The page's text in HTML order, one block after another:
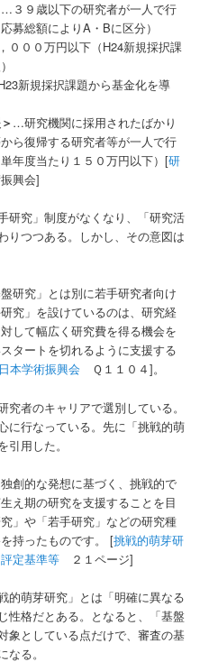
…３９歳以下の研究者が一人で行
募総額によりA・Bに区分）
０００万円以下（H24新規採択課
新規採択課題から基金化を導
…研究機関に採用されたばかり
ら復帰する研究者等が一人で行
年度当たり１５０万円以下）[研
興会]
研究」制度がなくなり、「研究活
りつつある。しかし、その意図は
研究」とは別に若手研究者向け
究」を設けているのは、研究経
して幅広く研究費を得る機会を
タートを切れるように支援する
本学術振興会 Ｑ１１０４]。
者のキャリアで選別している。
に行なっている。先に「挑戦的萌
用した。
創的な発想に基づく、挑戦的で
え期の研究を支援することを目
」や「若手研究」などの研究種
持ったものです。 [挑戦的萌芽研
定基準等 ２１ページ]
的萌芽研究」とは「明確に異なる
性格だとある。となると、「基盤
象としている点だけで、審査の基
る。